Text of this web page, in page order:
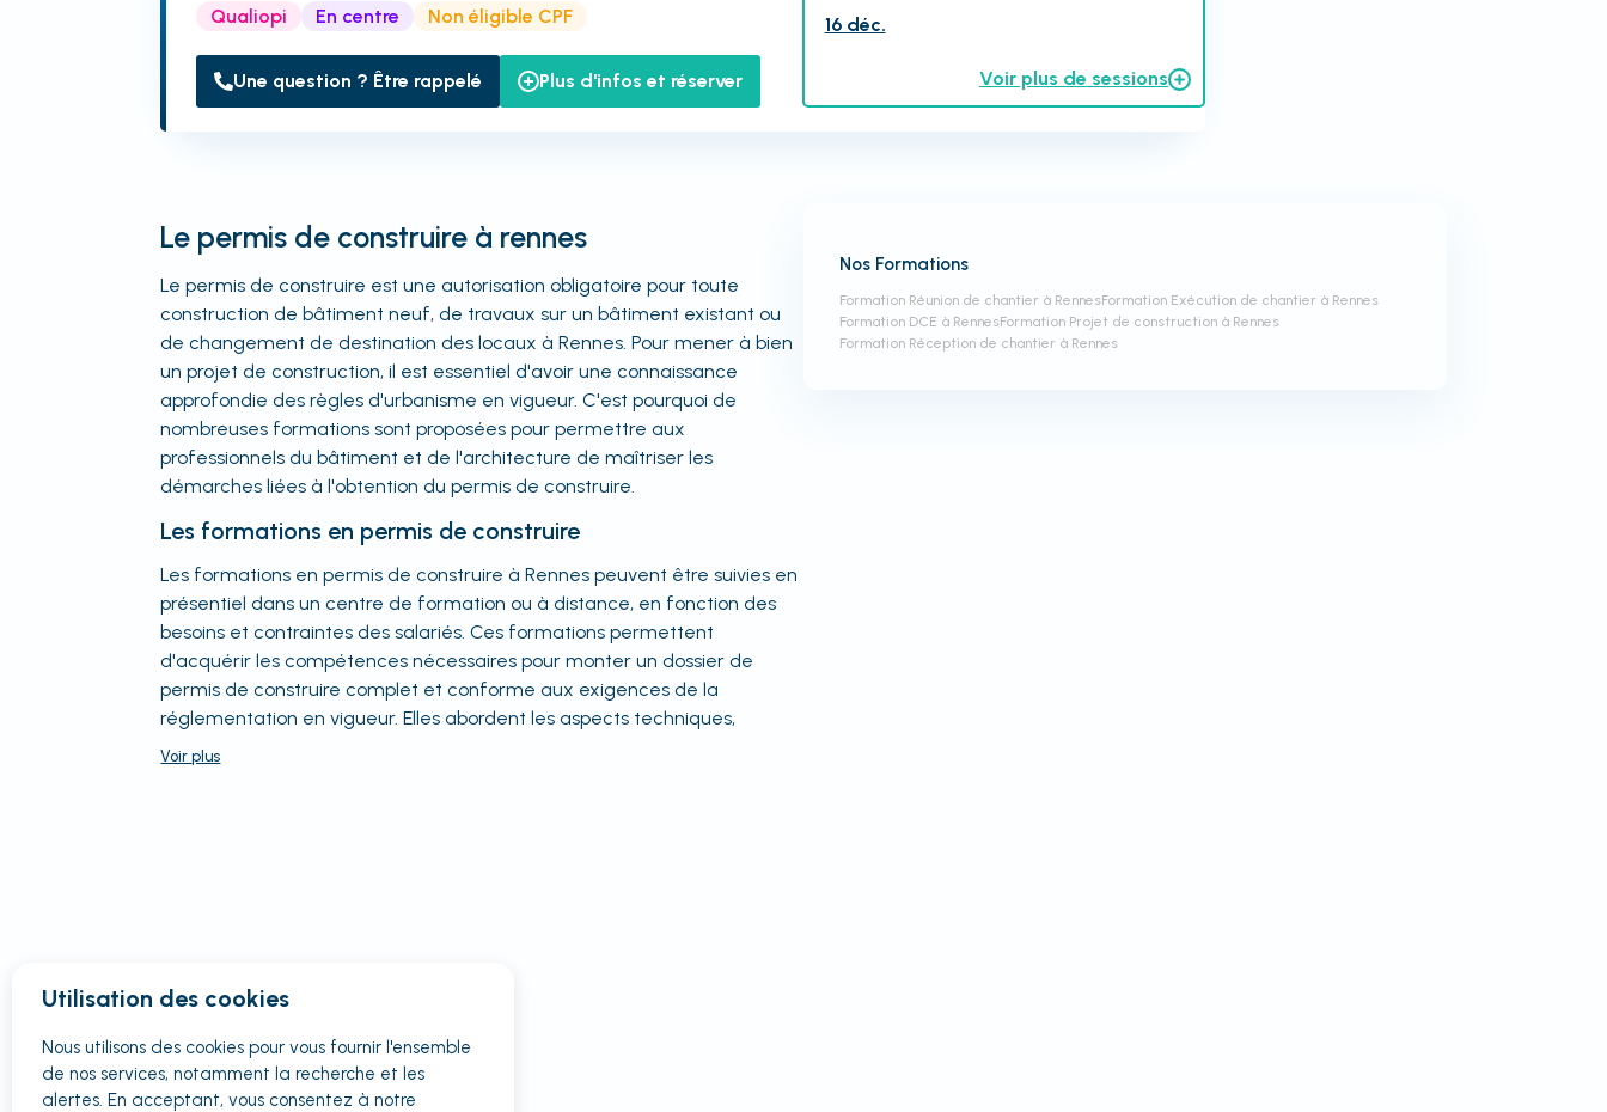
Qualiopi En centre Non éligible CPF
Une question ? Être rappelé Plus d'infos et réserver
16 déc.
Voir plus de sessions
Le permis de construire à rennes
Le permis de construire est une autorisation obligatoire pour toute
construction de bâtiment neuf, de travaux sur un bâtiment existant ou
de changement de destination des locaux à Rennes. Pour mener à bien
un projet de construction, il est essentiel d'avoir une connaissance
approfondie des règles d'urbanisme en vigueur. C'est pourquoi de
nombreuses formations sont proposées pour permettre aux
professionnels du bâtiment et de l'architecture de maîtriser les
démarches liées à l'obtention du permis de construire.
Les formations en permis de construire
Les formations en permis de construire à Rennes peuvent être suivies en
présentiel dans un centre de formation ou à distance, en fonction des
besoins et contraintes des salariés. Ces formations permettent
d'acquérir les compétences nécessaires pour monter un dossier de
permis de construire complet et conforme aux exigences de la
réglementation en vigueur. Elles abordent les aspects techniques,
Voirplus
Nos Formations
Formation Réunion de chantier à RennesFormation Exécution de chantier à Rennes
Formation DCE à RennesFormation Projet de construction à Rennes
Formation Réception de chantier à Rennes
Utilisation des cookies
Nous utilisons des cookies pour vous fournir l'ensemble
de nos services, notamment la recherche et les
alertes. En acceptant, vous consentez à notre